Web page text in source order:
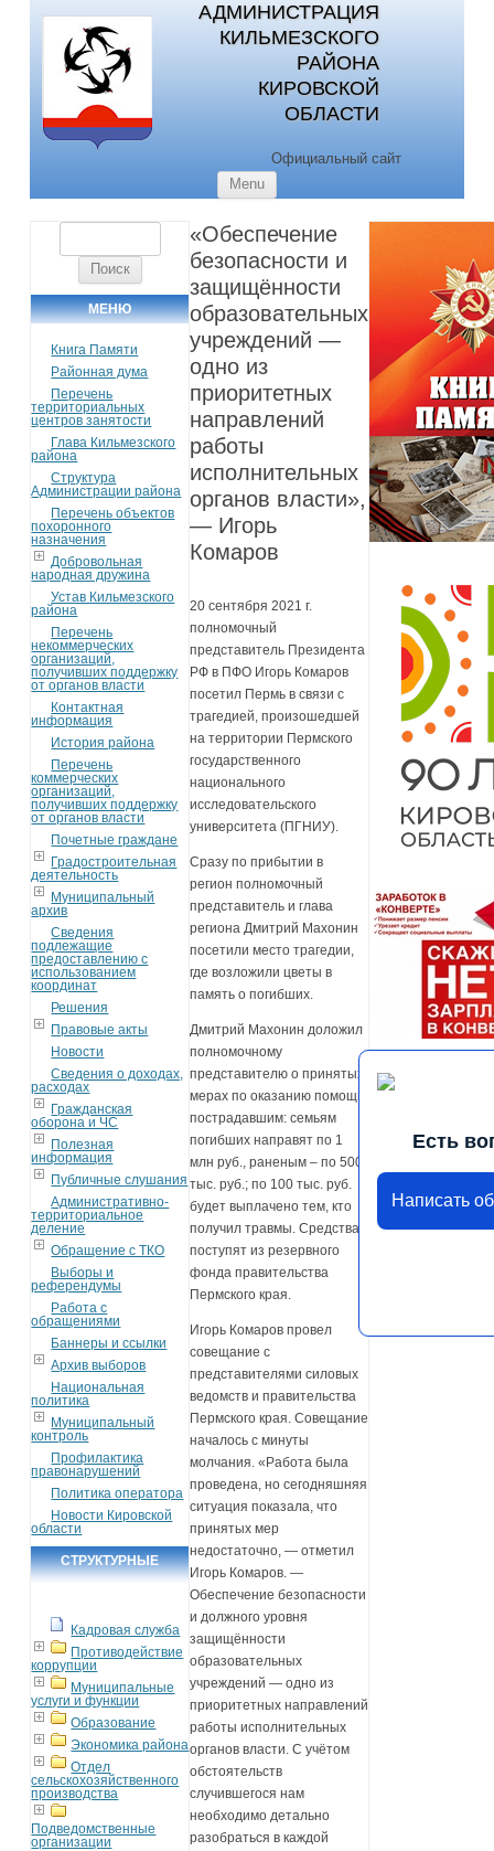
АДМИНИСТРАЦИЯ
КИЛЬМЕЗСКОГО
РАЙОНА
КИРОВСКОЙ
ОБЛАСТИ
Официальный сайт
Menu
МЕНЮ
Книга Памяти
Районная дума
Перечень
территориальных
центров занятости
Глава Кильмезского
района
Структура
Администрации района
Перечень объектов
похоронного
назначения
Добровольная
народная дружина
Устав Кильмезского
района
Перечень
некоммерческих
организаций,
получивших поддержку
от органов власти
Контактная
информация
История района
Перечень
коммерческих
организаций,
получивших поддержку
от органов власти
Почетные граждане
Градостроительная
деятельность
Муниципальный
архив
Сведения
подлежащие
предоставлению с
использованием
координат
Решения
Правовые акты
Новости
Сведения о доходах,
расходах
Гражданская
оборона и ЧС
Полезная
информация
Публичные слушания
Административно-
территориальное
деление
Обращение с ТКО
Выборы и
референдумы
Работа с
обращениями
Баннеры и ссылки
Архив выборов
Национальная
политика
Муниципальный
контроль
Профилактика
правонарушений
Политика оператора
Новости Кировской
области
СТРУКТУРНЫЕ
Кадровая служба
Противодействие
коррупции
Муниципальные
услуги и функции
Образование
Экономика района
Отдел
сельскохозяйственного
производства
Подведомственные
организации
«Обеспечение
безопасности и
защищённости
образовательных
учреждений —
одно из
приоритетных
направлений
работы
исполнительных
органов власти»,
— Игорь
Комаров
20 сентября 2021 г.
полномочный
представитель Президента
РФ в ПФО Игорь Комаров
посетил Пермь в связи с
трагедией, произошедшей
на территории Пермского
государственного
национального
исследовательского
университета (ПГНИУ).
Сразу по прибытии в
регион полномочный
представитель и глава
региона Дмитрий Махонин
посетили место трагедии,
где возложили цветы в
память о погибших.
Дмитрий Махонин доложил
полномочному
представителю о принятых
мерах по оказанию помощи
пострадавшим: семьям
погибших направят по 1
млн руб., раненым – по 500
тыс. руб.; по 100 тыс. руб.
будет выплачено тем, кто
получил травмы. Средства
поступят из резервного
фонда правительства
Пермского края.
Игорь Комаров провел
совещание с
представителями силовых
ведомств и правительства
Пермского края. Совещание
началось с минуты
молчания. «Работа была
проведена, но сегодняшняя
ситуация показала, что
принятых мер
недостаточно, — отметил
Игорь Комаров. —
Обеспечение безопасности
и должного уровня
защищённости
образовательных
учреждений — одно из
приоритетных направлений
работы исполнительных
органов власти. С учётом
обстоятельств
случившегося нам
необходимо детально
разобраться в каждой
Есть
Написать